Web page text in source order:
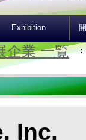
Exhibition
企業 一覧
Inc.